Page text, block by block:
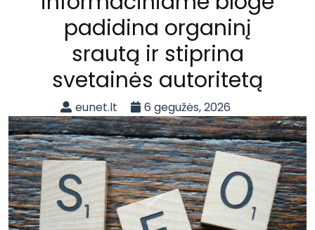
padidina organinį
srautą ir stiprina
svetainės autoritetą
eunet.lt 6 gegužės, 2026